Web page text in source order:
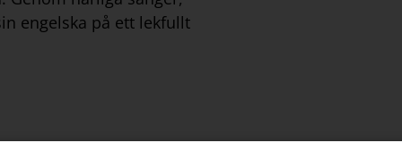
engelska på ett lekfullt
och göra rörelser